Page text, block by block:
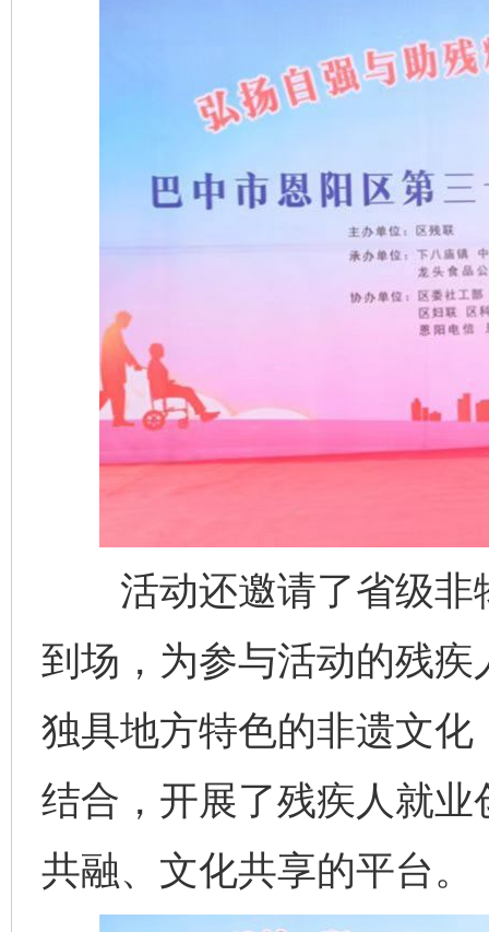
活动还邀请了省级非
到场，为参与活动的残
独具地方特色的非遗文
结合，开展了残疾人就
共融、文化共享的平台。